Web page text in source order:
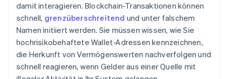
damit interagieren. Blockchain-Transaktionen können
schnell, grenzüberschreitend und unter falschem
Namen initiiert werden. Sie müssen wissen, wie Sie
hochrisikobehaftete Wallet-Adressen kennzeichnen,
die Herkunft von Vermögenswerten nachverfolgen und
schnell reagieren, wenn Gelder aus einer Quelle mit